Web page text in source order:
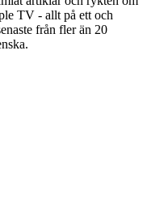
TV - allt på ett och
från fler än 20